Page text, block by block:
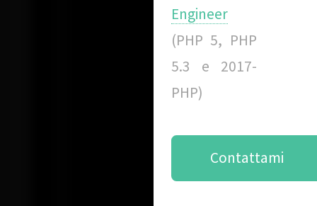
Engineer
(PHP 5, PHP
5.3 e 2017-
PHP)
Contattami